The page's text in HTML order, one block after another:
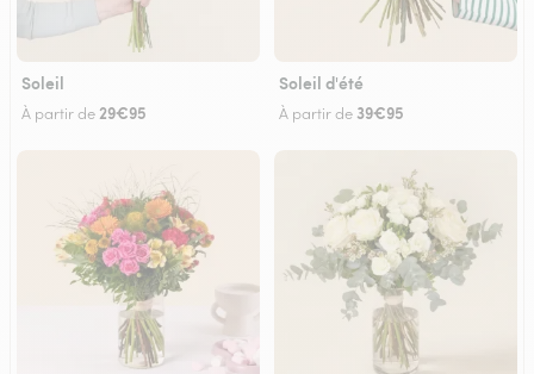
Soleil
À partir de 29€95
Soleil d'été
À partir de 39€95